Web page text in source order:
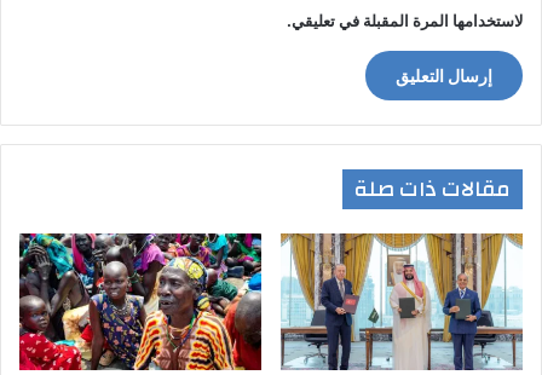
لاستخدامها المرة المقبلة في تعليقي.
مقالات ذات صلة